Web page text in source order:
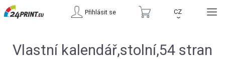
Přihlásit se CZ
›
Vlastní kalendář,stolní,54 stran